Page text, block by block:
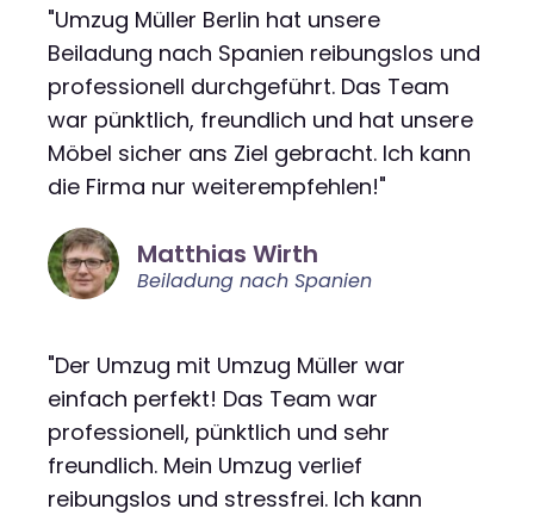
"Umzug Müller Berlin hat unsere
Beiladung nach Spanien reibungslos und
professionell durchgeführt. Das Team
war pünktlich, freundlich und hat unsere
Möbel sicher ans Ziel gebracht. Ich kann
die Firma nur weiterempfehlen!"
Matthias Wirth
Beiladung nach Spanien
"Der Umzug mit Umzug Müller war
einfach perfekt! Das Team war
professionell, pünktlich und sehr
freundlich. Mein Umzug verlief
reibungslos und stressfrei. Ich kann